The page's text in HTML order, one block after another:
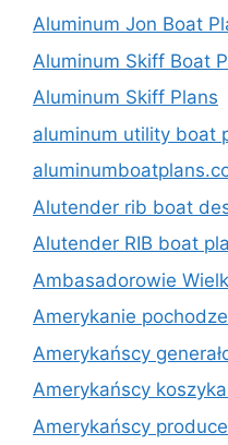
Aluminum Jon Boat
Aluminum Skiff Boat
Aluminum Skiff Plans
aluminum utility boat
Alutender rib boat
Alutender RIB boat
Ambasadorowie
Amerykanie
Amerykańscy
Amerykańscy
Amerykańscy